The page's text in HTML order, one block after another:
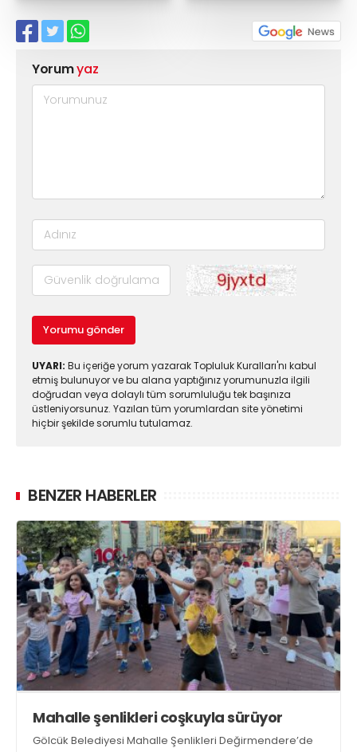
Yorumyaz
Yorumu gönder
UYARI: Bu içeriğe yorum yazarak Topluluk Kuralları'nı kabul
etmiş bulunuyor ve bu alana yaptığınız yorumunuzla ilgili
doğrudan veya dolaylı tüm sorumluluğu tek başınıza
üstleniyorsunuz. Yazılan tüm yorumlardan site yönetimi
hiçbir şekilde sorumlu tutulamaz.
BENZER HABERLER
Mahalle şenlikleri coşkuyla sürüyor
Gölcük Belediyesi Mahalle Şenlikleri Değirmendere’de